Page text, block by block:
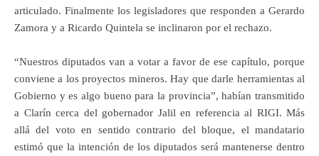
articulado. Finalmente los legisladores que responden a Gerardo
Zamora y a Ricardo Quintela se inclinaron por el rechazo.
“Nuestros diputados van a votar a favor de ese capítulo, porque
conviene a los proyectos mineros. Hay que darle herramientas al
Gobierno y es algo bueno para la provincia”, habían transmitido
a Clarín cerca del gobernador Jalil en referencia al RIGI. Más
allá del voto en sentido contrario del bloque, el mandatario
estimó que la intención de los diputados será mantenerse dentro